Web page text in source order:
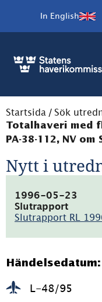
In English
Startsida / Sök
Totalhaveri med
PA-38-112, NV
Nytt i
1996-05-23
Slutrapport
Slutrapport RL
55.8kB)
Händelsedatum:
L-48/95